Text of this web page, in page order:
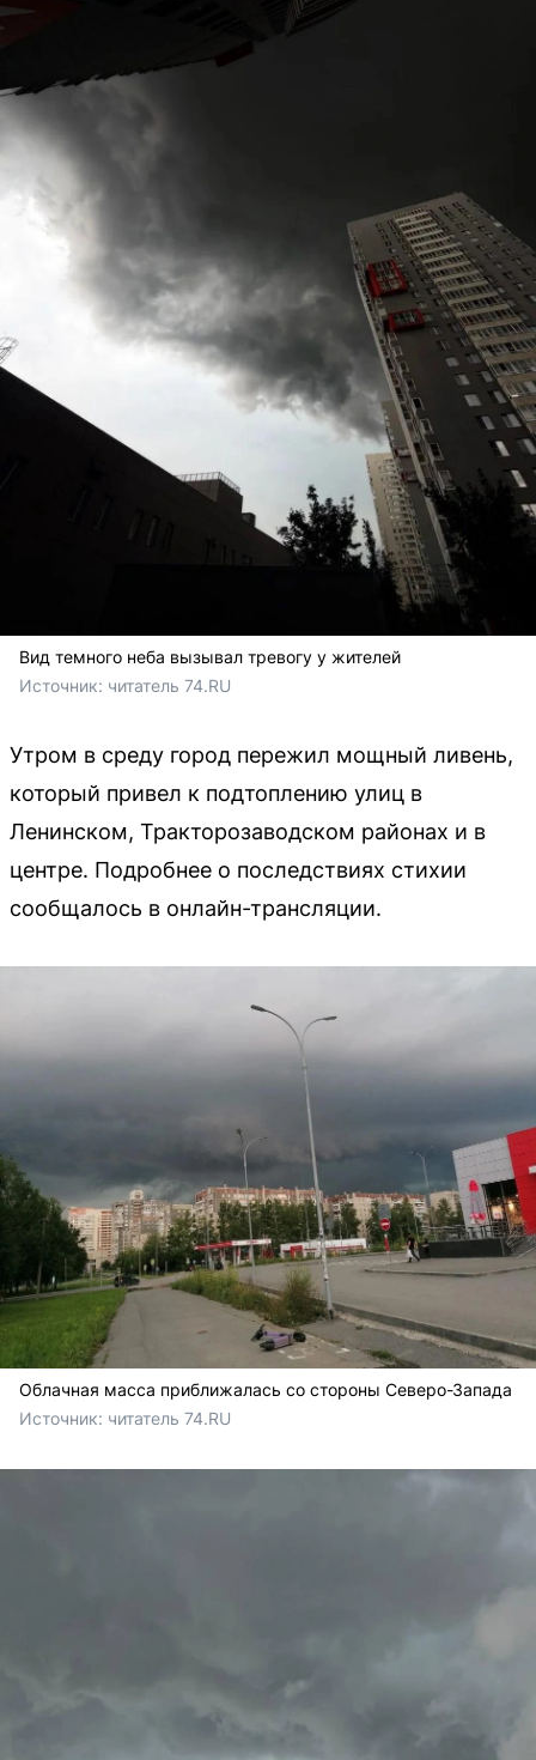
Вид темного неба вызывал тревогу у жителей
Источник: читатель 74.RU
Утром в среду город пережил мощный ливень,
который привел к подтоплению улиц в
Ленинском, Тракторозаводском районах и в
центре. Подробнее о последствиях стихии
сообщалось в онлайн-трансляции.
Облачная масса приближалась со стороны Северо-Запада
Источник: читатель 74.RU